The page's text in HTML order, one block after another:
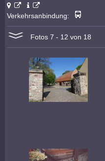
Verkehrsanbindung:
Fotos 7 - 12 von 18